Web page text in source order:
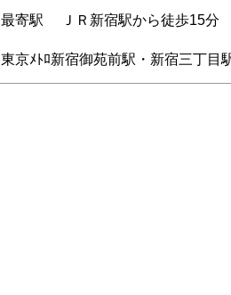
最寄駅 ＪＲ新宿駅から徒歩15分
東京ﾒﾄﾛ新宿御苑前駅・新宿三丁